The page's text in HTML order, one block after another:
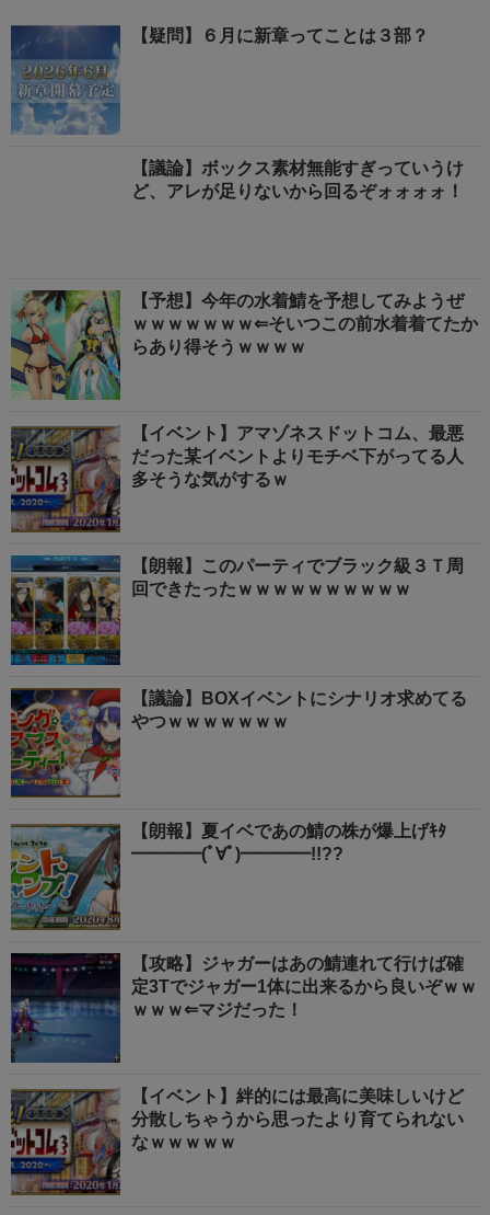
【疑問】６月に新章ってことは３部？
【議論】ボックス素材無能すぎっていうけ
ど、アレが足りないから回るぞォォォォ！
【予想】今年の水着鯖を予想してみようぜ
ｗｗｗｗｗｗｗ⇐そいつこの前水着着てたか
らあり得そうｗｗｗｗ
【イベント】アマゾネスドットコム、最悪
だった某イベントよりモチベ下がってる人
多そうな気がするｗ
【朗報】このパーティでブラック級３Ｔ周
回できたったｗｗｗｗｗｗｗｗｗｗ
【議論】BOXイベントにシナリオ求めてる
やつｗｗｗｗｗｗｗ
【朗報】夏イベであの鯖の株が爆上げｷﾀ
━━━━(ﾟ∀ﾟ)━━━━!!??
【攻略】ジャガーはあの鯖連れて行けば確
定3Tでジャガー1体に出来るから良いぞｗｗ
ｗｗｗ⇐マジだった！
【イベント】絆的には最高に美味しいけど
分散しちゃうから思ったより育てられない
なｗｗｗｗｗ